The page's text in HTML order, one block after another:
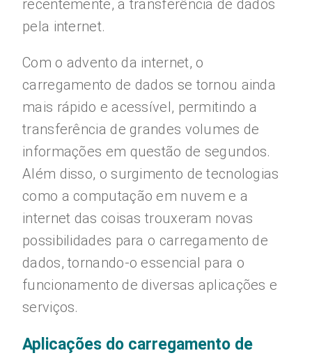
recentemente, a transferência de dados
pela internet.
Com o advento da internet, o
carregamento de dados se tornou ainda
mais rápido e acessível, permitindo a
transferência de grandes volumes de
informações em questão de segundos.
Além disso, o surgimento de tecnologias
como a computação em nuvem e a
internet das coisas trouxeram novas
possibilidades para o carregamento de
dados, tornando-o essencial para o
funcionamento de diversas aplicações e
serviços.
Aplicações do carregamento de